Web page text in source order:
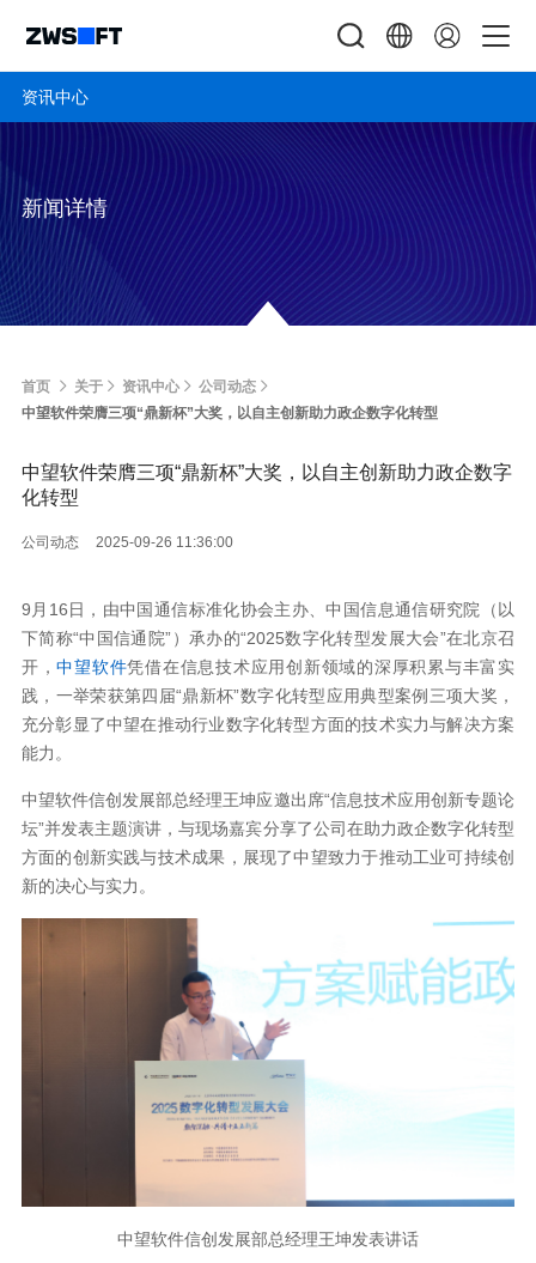
新闻详情
资讯中心
首页 关于 资讯中心
公司动态
中望软件荣膺三项“鼎新杯”大奖，以自主创新助力政企数字化转型
中望软件荣膺三项“鼎新杯”大奖，以自主创新助力政企数字
化转型
公司动态 2025-09-26 11:36:00
9月16日，由中国通信标准化协会主办、中国信息通信研究院（以
下简称“中国信通院”）承办的“2025数字化转型发展大会”在北京召
开，中望软件凭借在信息技术应用创新领域的深厚积累与丰富实
践，一举荣获第四届“鼎新杯”数字化转型应用典型案例三项大奖，
充分彰显了中望在推动行业数字化转型方面的技术实力与解决方案
能力。
中望软件信创发展部总经理王坤应邀出席“信息技术应用创新专题论
坛”并发表主题演讲，与现场嘉宾分享了公司在助力政企数字化转型
方面的创新实践与技术成果，展现了中望致力于推动工业可持续创
新的决心与实力。
中望软件信创发展部总经理王坤发表讲话